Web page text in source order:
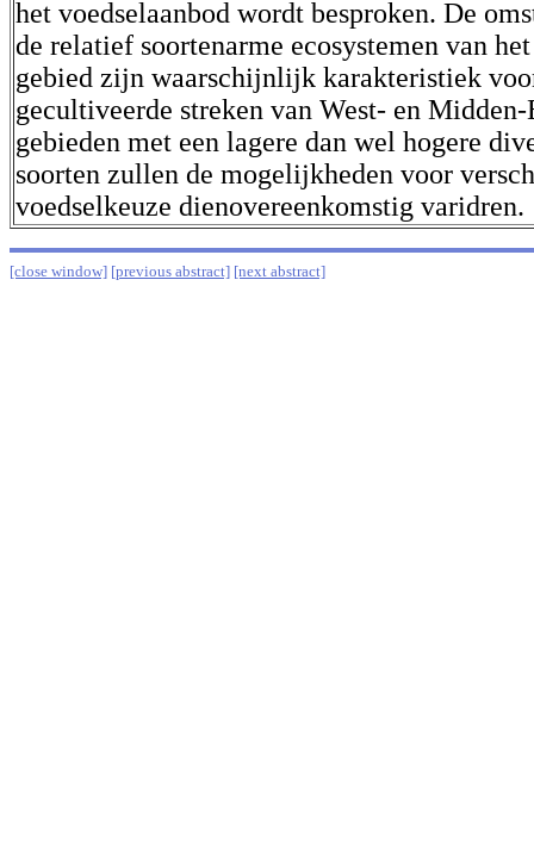
het voedselaanbod wordt besproken. De
de relatief soortenarme ecosystemen van
gebied zijn waarschijnlijk karakteristiek
gecultiveerde streken van West- en
gebieden met een lagere dan wel hogere
soorten zullen de mogelijkheden voor
voedselkeuze dienovereenkomstig varidren.
[close window] [previous abstract] [next abstract]